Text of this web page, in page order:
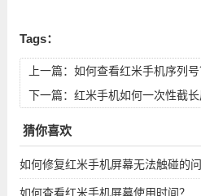
Tags：
上一篇： 如何查看红米手机序列号
下一篇： 红米手机如何一次性截长
猜你喜欢
如何修复红米手机屏幕无法触碰的问
如何查看红米手机屏幕使用时间？